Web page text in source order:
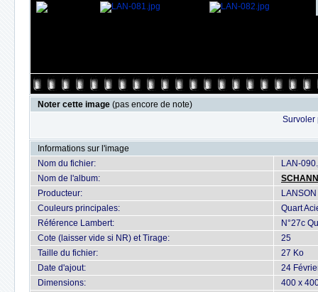
Noter cette image (pas encore de note)
Survoler
Informations sur l'image
Nom du fichier:
LAN-
Nom de l'album:
SCHANN
Producteur:
LANSON
Couleurs principales:
Quart
Référence Lambert:
N°27c
Cote (laisser vide si NR) et Tirage:
25
Taille du fichier:
27 Ko
Date d'ajout:
24
Dimensions:
400 x